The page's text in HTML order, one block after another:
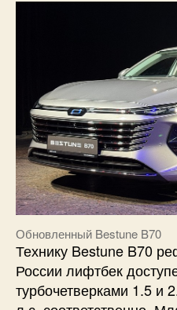
Обновленный Bestune B70
Технику Bestune B70
России лифтбек
турбочетверками 1.5 и